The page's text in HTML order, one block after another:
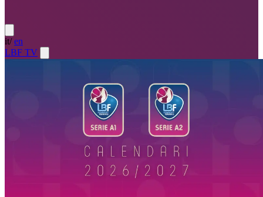
it/ en
LBF TV